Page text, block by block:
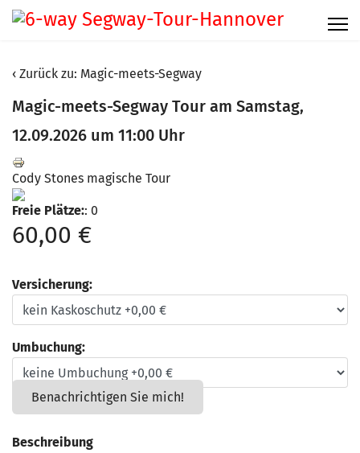
Zurück zu: Magic-meets-Segway
Magic-meets-Segway Tour am Samstag,
12.09.2026 um 11:00 Uhr
Cody Stones magische Tour
Freie Plätze:: 0
60,00 €
Versicherung:
Umbuchung:
Benachrichtigen Sie mich!
Beschreibung